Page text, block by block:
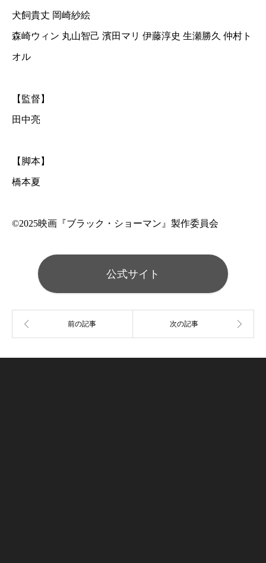
犬飼貴丈 岡崎紗絵
森崎ウィン 丸山智己 濱田マリ 伊藤淳史 生瀬勝久 仲村ト
オル
【監督】
田中亮
【脚本】
橋本夏
©2025映画『ブラック・ショーマン』製作委員会
公式サイト